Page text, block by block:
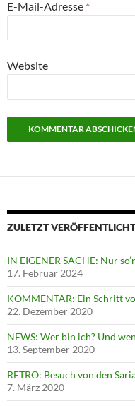
E-Mail-Adresse *
Website
ZULETZT
IN EIGENER SACHE: Nur
17. Februar 2024
KOMMENTAR: Ein Schritt
22. Dezember 2020
NEWS: Wer bin ich? Und
13. September 2020
RETRO: Besuch von den
7. März 2020